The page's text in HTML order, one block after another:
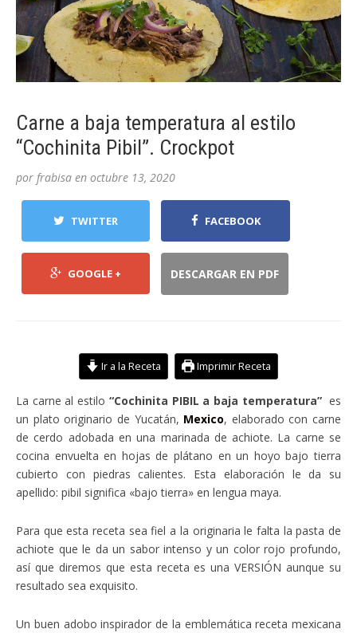
Carne a baja temperatura al estilo
“Cochinita Pibil”. Crockpot
por frabisa en octubre 13, 2020
TWITTER FACEBOOK
GOOGLE + DESCARGAR EN PDF
Ir a la Receta Imprimir Receta
La carne al estilo “Cochinita PIBIL a baja temperatura” es
un plato originario de Yucatán, Mexico, elaborado con carne
de cerdo adobada en una marinada de achiote. La carne se
cocina envuelta en hojas de plátano en un hoyo bajo tierra
cubierto con piedras calientes. Esta elaboración le da su
apellido: pibil significa «bajo tierra» en lengua maya.
Para que esta receta sea fiel a la originaria le falta la pasta de
achiote que le da un sabor intenso y un color rojo profundo,
así que diremos que esta receta es una VERSIÓN aunque su
resultado sea exquisito.
Un buen adobo inspirador de la emblemática receta mexicana